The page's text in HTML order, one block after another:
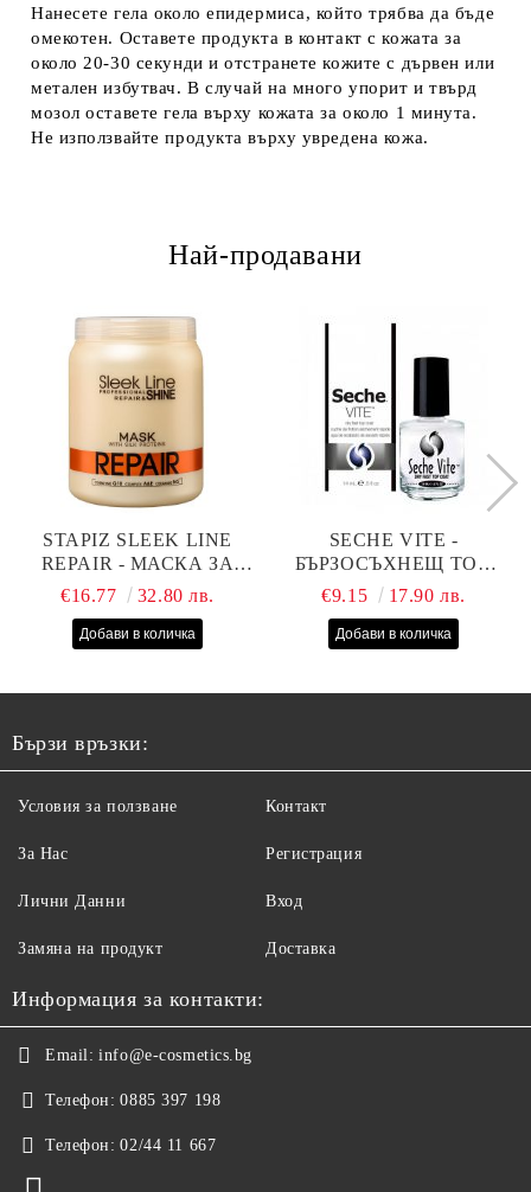
Нанесете гела около епидермиса, който трябва да бъде
омекотен. Оставете продукта в контакт с кожата за
около 20-30 секунди и отстранете кожите с дървен или
метален избутвач. В случай на много упорит и твърд
мозол оставете гела върху кожата за около 1 минута.
Не използвайте продукта върху увредена кожа.
Най-продавани
STAPIZ SLEEK LINE
REPAIR - МАСКА ЗА
СУХИ, ИЗТОЩЕНИ И
КОПРИНЕНИ
€16.77 32.80 лв.
SECHE VITE -
БЪРЗОСЪХНЕЩ ТОП
ЛАК - 14 МЛ
€9.15 17.90 лв.
Бързи връзки:
Условия за ползване
За Нас
Лични Данни
Замяна на продукт
Контакт
Регистрация
Вход
Доставка
Информация за контакти:
Email: info@e-cosmetics.bg
Телефон: 0885 397 198
Телефон: 02/44 11 667